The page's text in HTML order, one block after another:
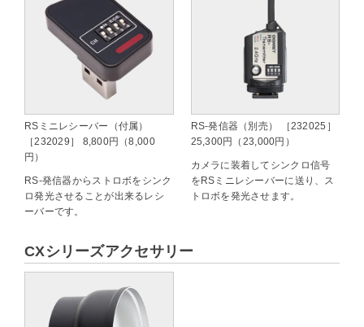
RSミニレシーバー（付属）
［232029］ 8,800円（8,000
円）
RS-発信器からストロボをシンク
ロ発光させることが出来るレシ
ーバーです。
RS-発信器（別売） ［232025］
25,300円（23,000円）
カメラに装着してシンクロ信号
をRSミニレシーバーに送り、ス
トロボを発光させます。
CXシリーズアクセサリー